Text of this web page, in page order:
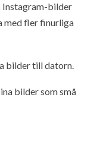
Instagram-bilder
med fler finurliga
bilder till datorn.
bilder som små